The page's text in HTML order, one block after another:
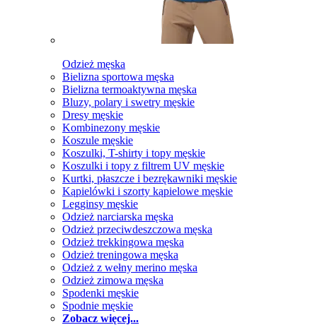
Odzież męska
Bielizna sportowa męska
Bielizna termoaktywna męska
Bluzy, polary i swetry męskie
Dresy męskie
Kombinezony męskie
Koszule męskie
Koszulki, T-shirty i topy męskie
Koszulki i topy z filtrem UV męskie
Kurtki, płaszcze i bezrękawniki męskie
Kąpielówki i szorty kąpielowe męskie
Legginsy męskie
Odzież narciarska męska
Odzież przeciwdeszczowa męska
Odzież trekkingowa męska
Odzież treningowa męska
Odzież z wełny merino męska
Odzież zimowa męska
Spodenki męskie
Spodnie męskie
Zobacz więcej...